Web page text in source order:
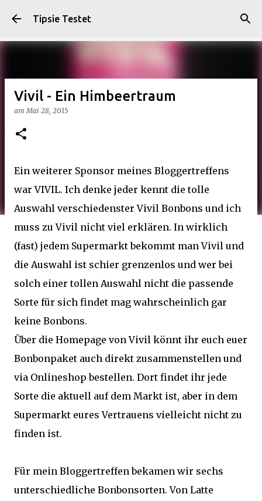
Direkt zum Hauptbereich
Tipsie Testet
Vivil - Ein Himbeertraum
amMai 28, 2015
Ein weiterer Sponsor meines Bloggertreffens
warVIVIL. Ich denke jeder kennt die tolle
Auswahl verschiedenster Vivil Bonbons und ich
muss zu Vivil nicht viel erklären. In wirklich
(fast) jedem Supermarkt bekommt man Vivil und
die Auswahl ist schier grenzenlos und wer bei
solch einer tollen Auswahl nicht die passende
Sorte für sich findet mag wahrscheinlich gar
keine Bonbons.
Über die Homepage von Vivil könnt ihr euch euer
Bonbonpaket auch direkt zusammenstellen und
via Onlineshop bestellen. Dort findet ihr jede
Sorte die aktuell auf dem Markt ist, aber in dem
Supermarkt eures Vertrauens vielleicht nicht zu
finden ist.
Für mein Bloggertreffen bekamen wir sechs
unterschiedliche Bonbonsorten. Von Latte